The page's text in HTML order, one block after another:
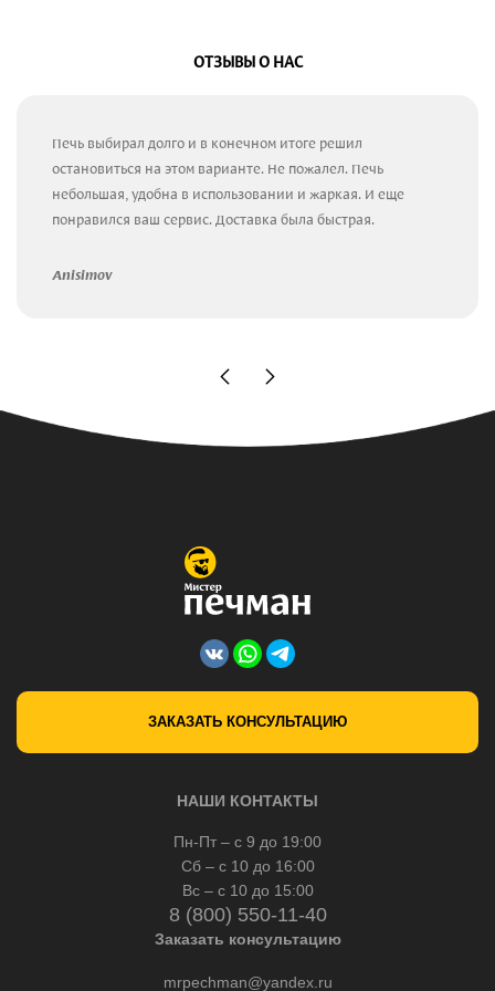
ОТЗЫВЫ О НАС
Печь выбирал долго и в конечном итоге решил
остановиться на этом варианте. Не пожалел. Печь
небольшая, удобна в использовании и жаркая. И еще
понравился ваш сервис. Доставка была быстрая.
Anisimov
ЗАКАЗАТЬ КОНСУЛЬТАЦИЮ
НАШИ КОНТАКТЫ
Пн-Пт – с 9 до 19:00
Сб – с 10 до 16:00
Вс – с 10 до 15:00
8 (800) 550-11-40
Заказать консультацию
mrpechman@yandex.ru